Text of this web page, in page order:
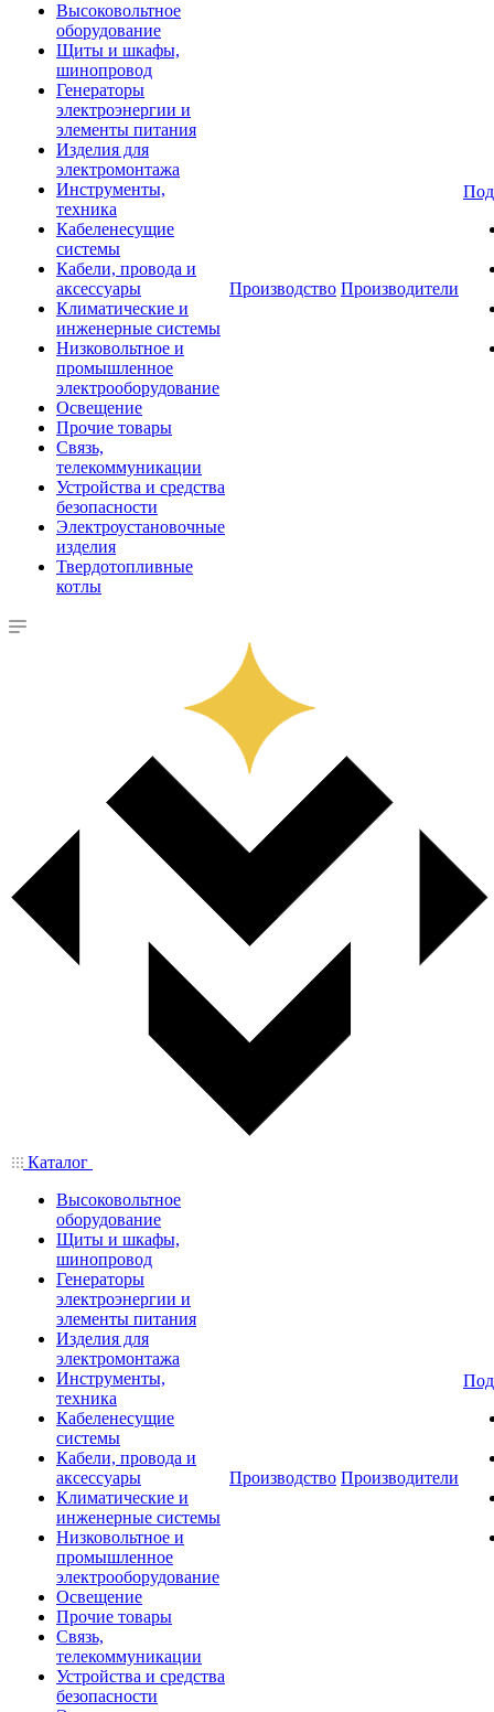
Высоковольтное
оборудование
Щиты и шкафы,
шинопровод
Генераторы
электроэнергии и
элементы питания
Изделия для
электромонтажа
Инструменты,
техника
Кабеленесущие
системы
Кабели, провода и
аксессуары
Климатические и
инженерные системы
Низковольтное и
промышленное
электрооборудование
Освещение
Прочие товары
Связь,
телекоммуникации
Устройства и средства
безопасности
Электроустановочные
изделия
Твердотопливные
котлы
Производство Производители
Каталог
Высоковольтное
оборудование
Щиты и шкафы,
шинопровод
Генераторы
электроэнергии и
элементы питания
Изделия для
электромонтажа
Инструменты,
техника
Кабеленесущие
системы
Кабели, провода и
аксессуары
Климатические и
инженерные системы
Низковольтное и
промышленное
электрооборудование
Освещение
Прочие товары
Связь,
телекоммуникации
Устройства и средства
безопасности
Производство Производители